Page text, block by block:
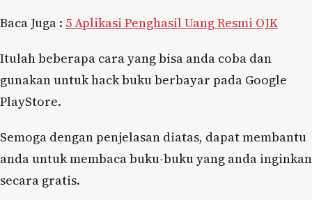
Baca Juga : 5 Aplikasi Penghasil Uang Resmi OJK
Itulah beberapa cara yang bisa anda coba dan
gunakan untuk hack buku berbayar pada Google
PlayStore.
Semoga dengan penjelasan diatas, dapat membantu
anda untuk membaca buku-buku yang anda inginkan
secara gratis.